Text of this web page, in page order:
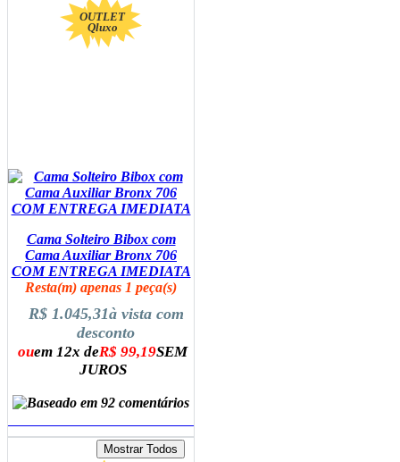
OUTLET
Qluxo
Cama Solteiro Bibox com
Cama Auxiliar Bronx 706
COM ENTREGA IMEDIATA
Resta(m) apenas 1 peça(s)
R$ 1.045,31à vista com
desconto
ouem 12x deR$ 99,19SEM
JUROS